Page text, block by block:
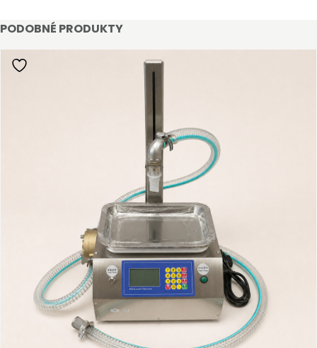
PODOBNÉ PRODUKTY
je jednoduché, stačí podnikat a mít platné IČO.
Kromě snadnějšího procesu objednávek můžete
získat slevy až do výše 25 % v závislosti na velikosti